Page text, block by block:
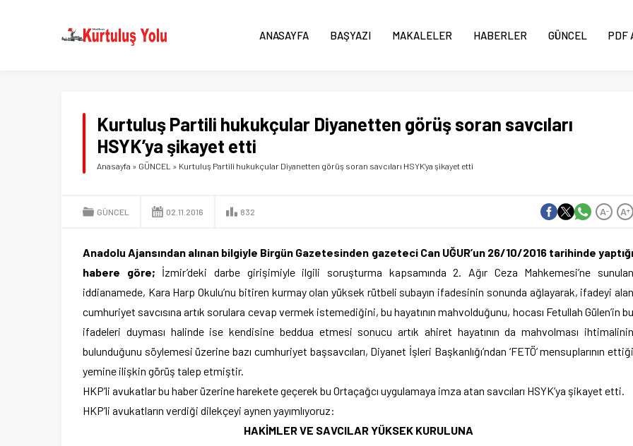
ANASAYFA BAŞYAZI MAKALELER HABERLER GÜNCEL PDF
Kurtuluş Partili hukukçular Diyanetten görüş soran savcıları
HSYK’ya şikayet etti
Anasayfa » GÜNCEL » Kurtuluş Partili hukukçular Diyanetten görüş soran savcıları HSYK’ya şikayet etti
GÜNCEL 02.11.2016 832 A+
A-
Anadolu Ajansından alınan bilgiyle Birgün Gazetesinden gazeteci Can UĞUR’un 26/10/2016 tarihinde yaptığı
habere göre; İzmir’deki darbe girişimiyle ilgili soruşturma kapsamında 2. Ağır Ceza Mahkemesi’ne
iddianamede, Kara Harp Okulu’nu bitiren kurmay olan yüksek rütbeli subayın ifadesinin sonunda ağlayarak, ifadeyi alan
cumhuriyet savcısına artık sorulara cevap vermek istemediğini, bu hayatının mahvolduğunu, hocası Fetullah Gülen’in bu
ifadeleri duyması halinde ise kendisine beddua etmesi sonucu artık ahiret hayatının da mahvolması ihtimalinin
bulunduğunu söylemesi üzerine bazı cumhuriyet başsavcıları, Diyanet İşleri Başkanlığı’ndan ‘FETÖ’ mensuplarının ettiği
yemine ilişkin görüş talep etmiştir.
HKP’li avukatlar bu haber üzerine harekete geçerek bu Ortaçağcı uygulamaya imza atan savcıları HSYK’ya şikayet etti.
HKP’li avukatların verdiği dilekçeyi aynen yayımlıyoruz:
HAKİMLER VE SAVCILAR YÜKSEK KURULUNA